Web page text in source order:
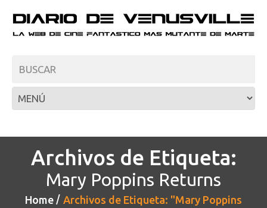
Archivos de Etiqueta:
Mary Poppins Returns
Home
Archivos de Etiqueta: "Mary Poppins